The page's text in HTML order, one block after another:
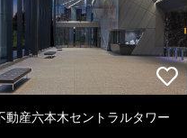
動産六本木セントラルタワー